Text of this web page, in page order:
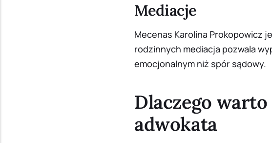
Mediacje
Mecenas Karolina Prokopowicz
rodzinnych mediacja pozwala
emocjonalnym niż spór sądowy.
Dlaczego
adwokata